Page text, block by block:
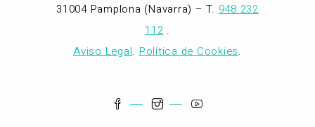
31004 Pamplona (Navarra) – T. 948 232
112 .
Aviso Legal. Política de Cookies.